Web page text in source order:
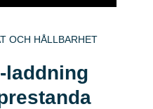
OCH HÅLLBARHET
laddning